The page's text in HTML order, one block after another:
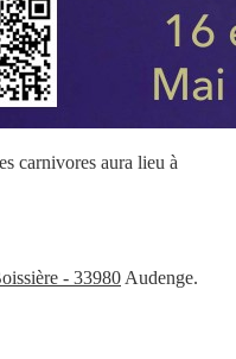
carnivores aura lieu à
- 33980 Audenge.